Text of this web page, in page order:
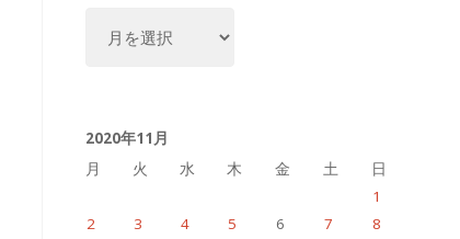
ブ
2020年11月
月
火 水 木 金 土
日
1
2
3 4 5 6 7
8